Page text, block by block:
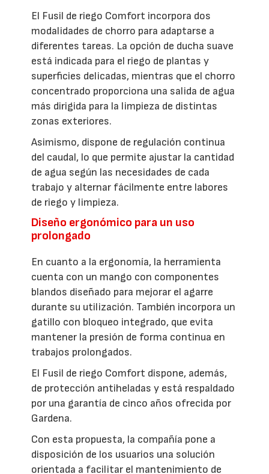
El Fusil de riego Comfort incorpora dos
modalidades de chorro para adaptarse a
diferentes tareas. La opción de ducha suave
está indicada para el riego de plantas y
superficies delicadas, mientras que el chorro
concentrado proporciona una salida de agua
más dirigida para la limpieza de distintas
zonas exteriores.
Asimismo, dispone de regulación continua
del caudal, lo que permite ajustar la cantidad
de agua según las necesidades de cada
trabajo y alternar fácilmente entre labores
de riego y limpieza.
Diseño ergonómico para un uso
prolongado
En cuanto a la ergonomía, la herramienta
cuenta con un mango con componentes
blandos diseñado para mejorar el agarre
durante su utilización. También incorpora un
gatillo con bloqueo integrado, que evita
mantener la presión de forma continua en
trabajos prolongados.
El Fusil de riego Comfort dispone, además,
de protección antiheladas y está respaldado
por una garantía de cinco años ofrecida por
Gardena.
Con esta propuesta, la compañía pone a
disposición de los usuarios una solución
orientada a facilitar el mantenimiento de